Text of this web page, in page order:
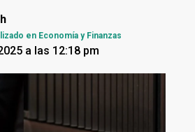
en Economía y Finanzas
a las 12:18 pm